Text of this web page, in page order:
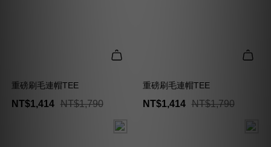
重磅刷毛連帽TEE
NT$1,414 NT$1,790
重磅刷毛連帽TEE
NT$1,414 NT$1,790